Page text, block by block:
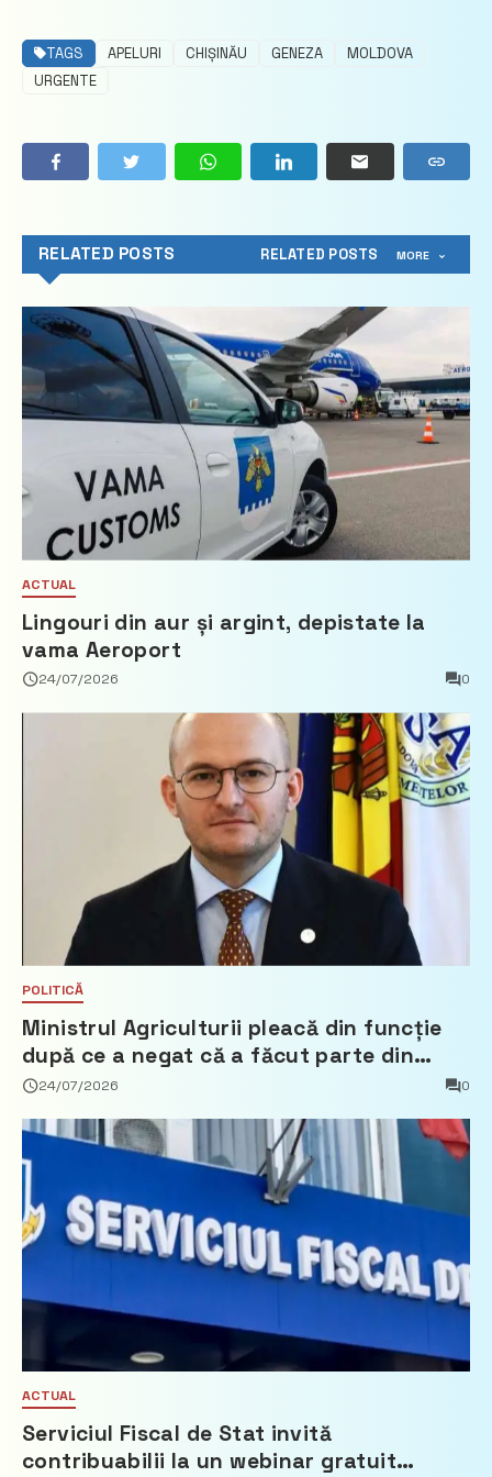
TAGS APELURI CHIȘINĂU GENEZA
MOLDOVA
URGENTE
RELATED POSTS RELATED POSTS MORE
ACTUAL
Lingouri din aur și argint, depistate la
vama Aeroport
24/07/2026 0
POLITICĂ
Ministrul Agriculturii pleacă din funcție
după ce a negat că a făcut parte din
Partidul Democrat
24/07/2026 0
ACTUAL
Serviciul Fiscal de Stat invită
contribuabilii la un webinar gratuit